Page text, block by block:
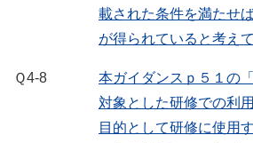
載された条件を満たせ
が得られていると考え
Ｑ4-8
本ガイダンスｐ５１の
対象とした研修での利
目的として研修に使用